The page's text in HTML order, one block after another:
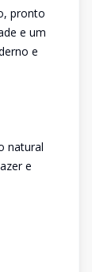
pronto
e um
e
natural
e